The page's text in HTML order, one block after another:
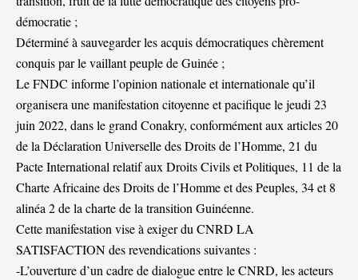
démocratie ;
Déterminé à sauvegarder les acquis démocratiques chèrement
conquis par le vaillant peuple de Guinée ;
Le FNDC informe l’opinion nationale et internationale qu’il
organisera une manifestation citoyenne et pacifique le jeudi 23
juin 2022, dans le grand Conakry, conformément aux articles 20
de la Déclaration Universelle des Droits de l’Homme, 21 du
Pacte International relatif aux Droits Civils et Politiques, 11 de la
Charte Africaine des Droits de l’Homme et des Peuples, 34 et 8
alinéa 2 de la charte de la transition Guinéenne.
Cette manifestation vise à exiger du CNRD LA
SATISFACTION des revendications suivantes :
-L’ouverture d’un cadre de dialogue entre le CNRD, les acteurs